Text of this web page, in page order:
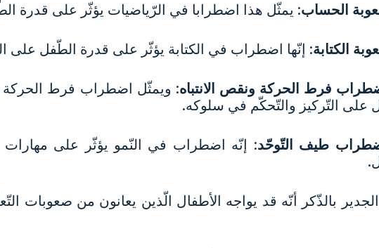
الحساب: يمثّل هذا اضطرابا في الرّياضيات يؤثّر على قدرة
الكتابة: إنّها اضطراب في الكتابة يؤثّر على قدرة الطّفل على
فرط الحركة ونقص الانتباه: ويمثّل اضطراب فرط الحركة
على التّركيز والتّحكّم في سلوكه.
طيف التّوحّد: إنّه اضطراب في النّمو يؤثّر على مهارات
بالذّكر أنّه قد يواجه الأطفال الّذين يعانون من صعوبات